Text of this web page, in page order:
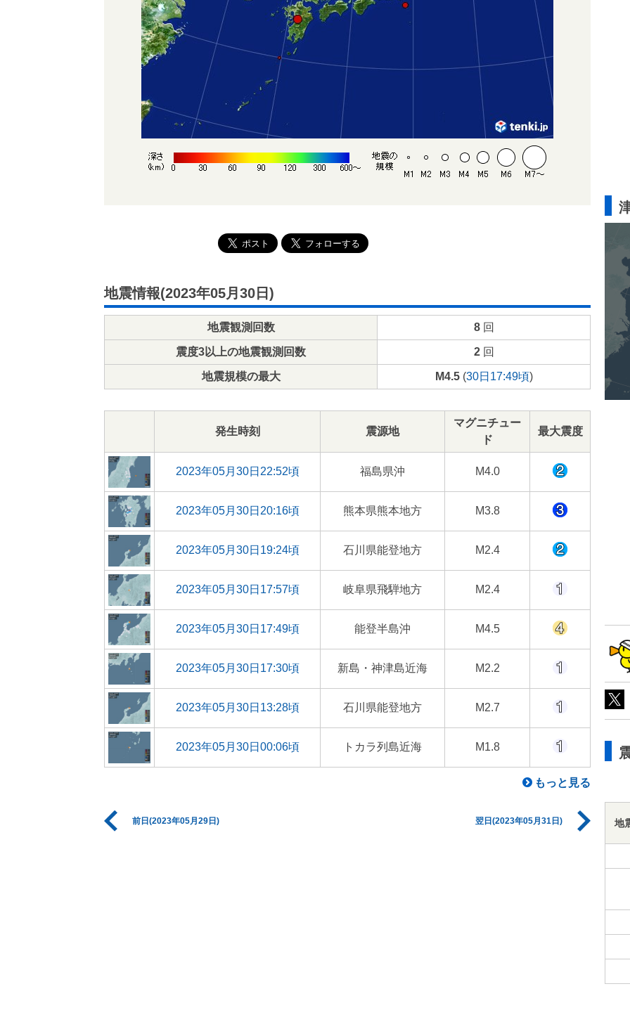
地震情報(2023年05月30日)
地震観測回数 8回
震度3以上の地震観測回数 2回
地震規模の最大 M4.5(30日17:49頃)
発生時刻 震源地
マグニチュー
ド
最大震度
2023年05月30日22:52頃 福島県沖 M4.0
2023年05月30日20:16頃 熊本県熊本地方 M3.8
2023年05月30日19:24頃 石川県能登地方 M2.4
2023年05月30日17:57頃 岐阜県飛騨地方 M2.4
2023年05月30日17:49頃 能登半島沖 M4.5
2023年05月30日17:30頃 新島・神津島近海 M2.2
2023年05月30日13:28頃 石川県能登地方 M2.7
2023年05月30日00:06頃 トカラ列島近海 M1.8
もっと見る
前日(2023年05月29日) 翌日(2023年05月31日) 地